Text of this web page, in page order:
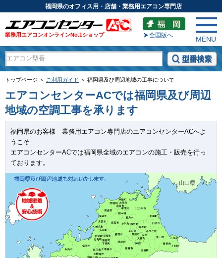
福岡県のオフィス用・店舗・業務用エアコン専門店
業務用エアコンオンラインNo.1ショップ 全国版へ
MENU
トップページ ＞ ご利用ガイド ＞ 福岡県及び周辺地域の工事について
エアコンセンターACでは福岡県及び周辺
地域の空調工事を承ります
福岡県のお客様 業務用エアコン専門店のエアコンセンターACへよ
うこそ
エアコンセンターACでは福岡県全域のエアコンの施工・販売を行っ
ております。